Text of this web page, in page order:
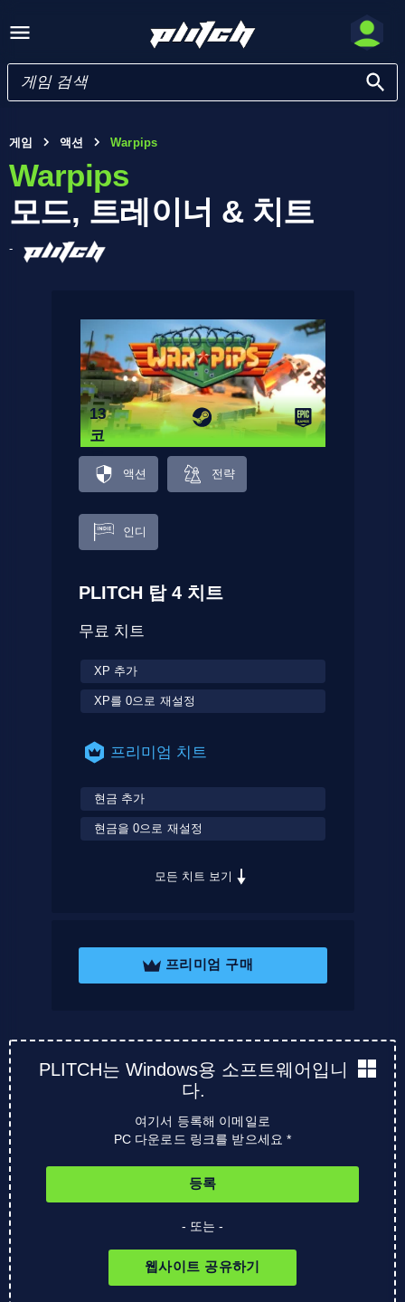
게임 액션 Warpips
Warpips
모드, 트레이너 & 치트
-
13
코
드
액션 전략
인디
PLITCH 탑 4 치트
무료 치트
XP 추가
XP를 0으로 재설정
프리미엄 치트
현금 추가
현금을 0으로 재설정
모든 치트 보기
프리미엄 구매
PLITCH는 Windows용 소프트웨어입니
다.
여기서 등록해 이메일로
PC 다운로드 링크를 받으세요 *
등록
- 또는 -
웹사이트 공유하기